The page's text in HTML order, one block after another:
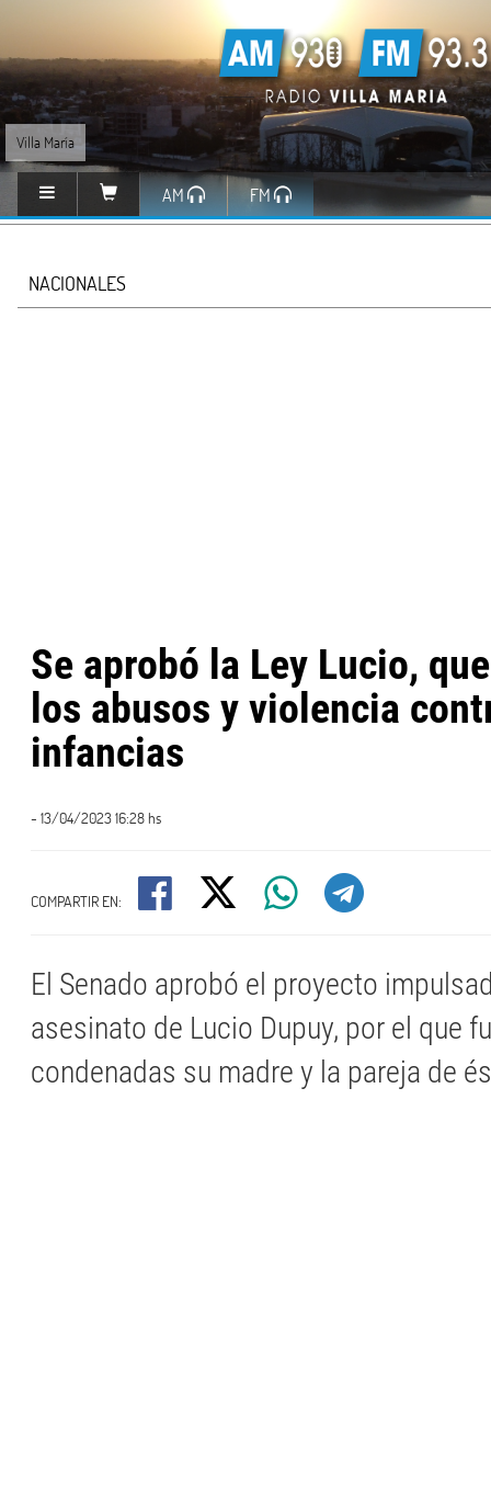
Villa María
AM FM
NACIONALES
Se aprobó la Ley Lucio,
los abusos y violencia
infancias
- 13/04/2023 16:28 hs
COMPARTIR EN:
El Senado aprobó el proyecto
asesinato de Lucio Dupuy, por el que
condenadas su madre y la pareja de